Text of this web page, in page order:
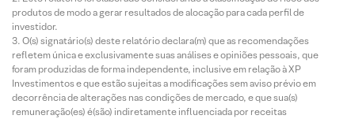
produtos de modo a gerar resultados de alocação para cada perfil de
investidor.
O(s) signatário(s) deste relatório declara(m) que as recomendações
refletem única e exclusivamente suas análises e opiniões pessoais, que
foram produzidas de forma independente, inclusive em relação à XP
Investimentos e que estão sujeitas a modificações sem aviso prévio em
decorrência de alterações nas condições de mercado, e que sua(s)
remuneração(es) é(são) indiretamente influenciada por receitas